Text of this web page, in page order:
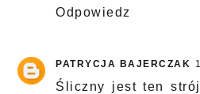
Odpowiedz
PATRYCJA BAJERCZAK
Śliczny jest ten